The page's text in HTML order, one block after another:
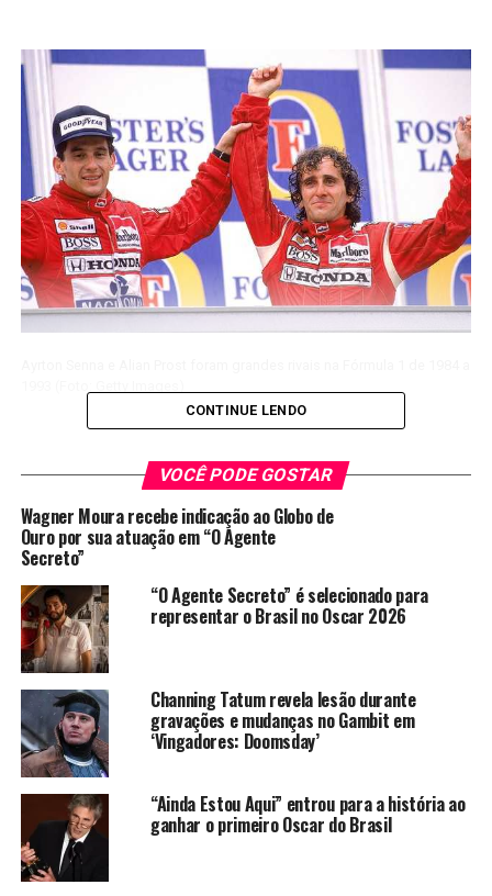
Tetracampeão diz que documentário errou ao não enfatizar
‘Nossa história vai durar para sempre’
Lançado em 2010, o filme “Senna” – que retrata a vida e
a carreira do tricampeão mundial de Fórmula 1, que
morreu em um acidente em 1994 – obteve grandes
bilheterias e conquistou diversos prêmios importantes
pelos quatro cantos do planeta. Dois anos e meio após
sua chegada aos cinemas, o documentário dirigido por
Asif Kapadia volta à tona, agora pelas palavras do maior
rival do brasileiro, o ex-piloto Alain Prost. Em uma longa
entrevista à revista “Autosport”, o francês rompeu o
silêncio e criticou duramente o viés do filme. Que,
segundo ele, retrata a dupla como “o vilão e o mocinho”.
CONTINUE LENDO
VOCÊ PODE GOSTAR
Wagner Moura recebe indicação ao Globo de
Ouro por sua atuação em “O Agente
Secreto”
“O Agente Secreto” é selecionado para
representar o Brasil no Oscar 2026
Channing Tatum revela lesão durante
gravações e mudanças no Gambit em
‘Vingadores: Doomsday’
“Ainda Estou Aqui” entrou para a história ao
ganhar o primeiro Oscar do Brasil